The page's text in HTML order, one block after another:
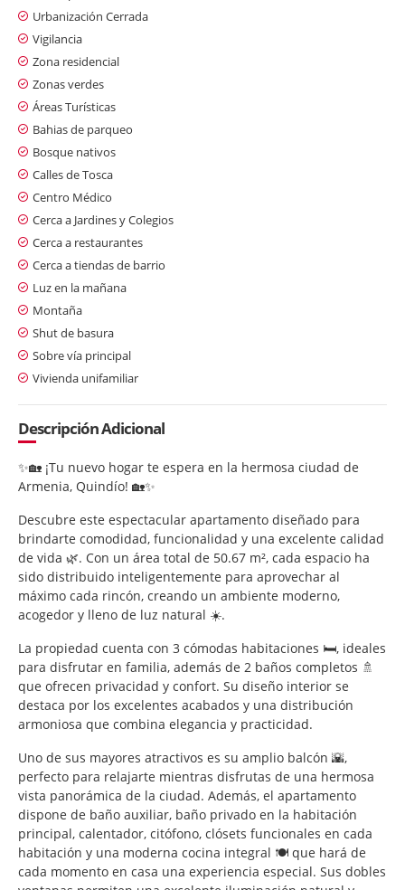
Urbanización Cerrada
Vigilancia
Zona residencial
Zonas verdes
Áreas Turísticas
Bahias de parqueo
Bosque nativos
Calles de Tosca
Centro Médico
Cerca a Jardines y Colegios
Cerca a restaurantes
Cerca a tiendas de barrio
Luz en la mañana
Montaña
Shut de basura
Sobre vía principal
Vivienda unifamiliar
Descripción Adicional
✨🏡 ¡Tu nuevo hogar te espera en la hermosa ciudad de
Armenia, Quindío! 🏡✨
Descubre este espectacular apartamento diseñado para
brindarte comodidad, funcionalidad y una excelente calidad
de vida 🌿. Con un área total de 50.67 m², cada espacio ha
sido distribuido inteligentemente para aprovechar al
máximo cada rincón, creando un ambiente moderno,
acogedor y lleno de luz natural ☀️.
La propiedad cuenta con 3 cómodas habitaciones 🛏️, ideales
para disfrutar en familia, además de 2 baños completos 🚿
que ofrecen privacidad y confort. Su diseño interior se
destaca por los excelentes acabados y una distribución
armoniosa que combina elegancia y practicidad.
Uno de sus mayores atractivos es su amplio balcón 🌇,
perfecto para relajarte mientras disfrutas de una hermosa
vista panorámica de la ciudad. Además, el apartamento
dispone de baño auxiliar, baño privado en la habitación
principal, calentador, citófono, clósets funcionales en cada
habitación y una moderna cocina integral 🍽️ que hará de
cada momento en casa una experiencia especial. Sus dobles